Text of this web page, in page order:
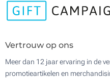
Vertrouw op ons
Meer dan 12 jaar ervaring in de
promotieartikelen en